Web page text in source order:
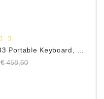
PSR-E483 Portable Keyboard, 61 Toetsen
Normale
€ 458,60Prijs